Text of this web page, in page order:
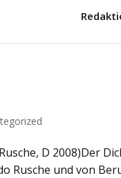
D 2008)Der
Rusche und von